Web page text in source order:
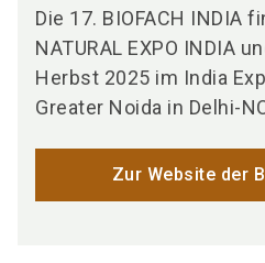
Die 17. BIOFACH INDIA
NATURAL EXPO INDIA
Herbst 2025 im India
Greater Noida in Delhi-
Zur Website der